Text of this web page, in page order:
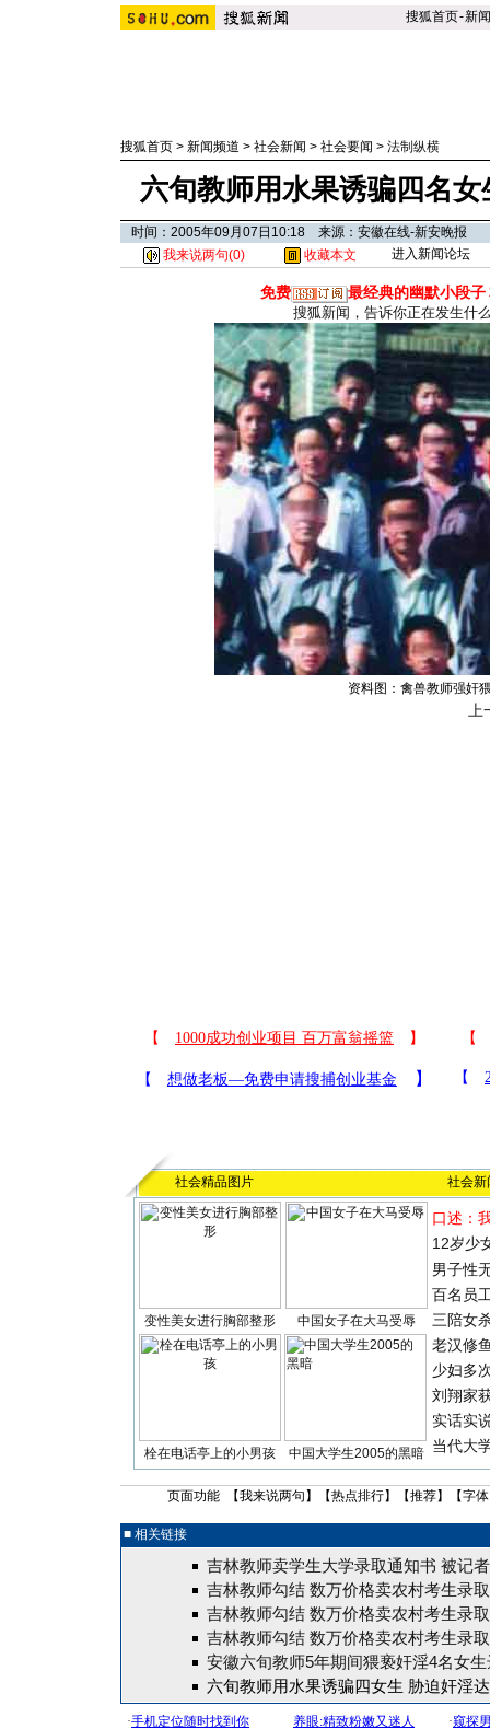
搜狐首页-新闻
搜狐首页 > 新闻频道 > 社会新闻 > 社会要闻 > 法制纵横
六旬教师用水果诱骗四名
时间：2005年09月07日10:18 来源：安徽在线-新安晚报
我来说两句(0) 收藏本文 进入新闻论坛
免费 最经典的幽默小段子
搜狐新闻，告诉你正在发生什
资料图：禽兽教师强奸
社会精品图片 社会新
变性美女进行胸部整形 中国女子在大马受辱
栓在电话亭上的小男孩 中国大学生2005的黑暗
口述：
12岁少
男子性
百名员
三陪女
老汉修
少妇多
刘翔家
实话实
当代大
页面功能 【我来说两句 】【热点排行】【推荐】【字
■ 相关链接
吉林教师卖学生大学录取通知书 被记
吉林教师勾结 数万价格卖农村考生录
吉林教师勾结 数万价格卖农村考生录
吉林教师勾结 数万价格卖农村考生录
安徽六旬教师5年期间猥亵奸淫4名女
六旬教师用水果诱骗四女生 胁迫奸淫